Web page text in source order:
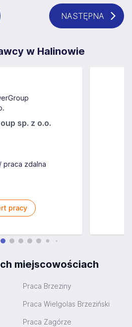
NASTĘPNA
w Halinowie
sp. z o.o.
praca zdalna
pracy
miejscowościach
Praca Brzeziny
Praca Wielgolas Brzeziński
Praca Zagórze